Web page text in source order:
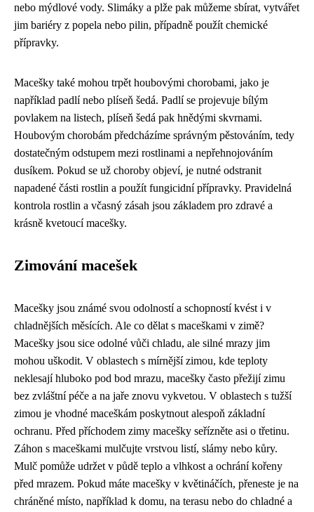
nebo mýdlové vody. Slimáky a plže pak můžeme sbírat, vytvářet
jim bariéry z popela nebo pilin, případně použít chemické
přípravky.
Macešky také mohou trpět houbovými chorobami, jako je
například padlí nebo plíseň šedá. Padlí se projevuje bílým
povlakem na listech, plíseň šedá pak hnědými skvrnami.
Houbovým chorobám předcházíme správným pěstováním, tedy
dostatečným odstupem mezi rostlinami a nepřehnojováním
dusíkem. Pokud se už choroby objeví, je nutné odstranit
napadené části rostlin a použít fungicidní přípravky. Pravidelná
kontrola rostlin a včasný zásah jsou základem pro zdravé a
krásně kvetoucí macešky.
Zimování macešek
Macešky jsou známé svou odolností a schopností kvést i v
chladnějších měsících. Ale co dělat s maceškami v zimě?
Macešky jsou sice odolné vůči chladu, ale silné mrazy jim
mohou uškodit. V oblastech s mírnější zimou, kde teploty
neklesají hluboko pod bod mrazu, macešky často přežijí zimu
bez zvláštní péče a na jaře znovu vykvetou. V oblastech s tužší
zimou je vhodné maceškám poskytnout alespoň základní
ochranu. Před příchodem zimy macešky seřízněte asi o třetinu.
Záhon s maceškami mulčujte vrstvou listí, slámy nebo kůry.
Mulč pomůže udržet v půdě teplo a vlhkost a ochrání kořeny
před mrazem. Pokud máte macešky v květináčích, přeneste je na
chráněné místo, například k domu, na terasu nebo do chladné a